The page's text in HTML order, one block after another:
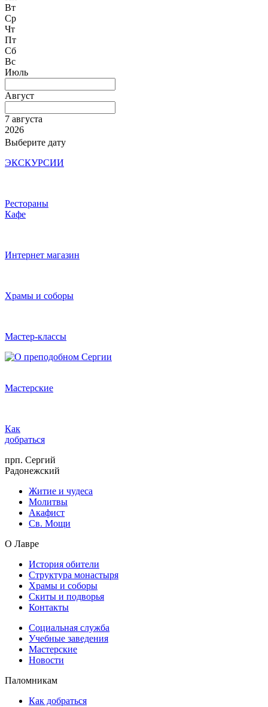
Вт
Ср
Чт
Пт
Сб
Вс
Июль
Август
7 августа
2026
Выберите дату
ЭКСКУРСИИ
Рестораны
Кафе
Интернет магазин
Храмы и соборы
Мастер-классы
Мастерские
Как
добраться
прп. Сергий
Радонежский
Житие и чудеса
Молитвы
Акафист
Св. Мощи
О Лавре
История обители
Структура монастыря
Храмы и соборы
Скиты и подворья
Контакты
Социальная служба
Учебные заведения
Мастерские
Новости
Паломникам
Как добраться